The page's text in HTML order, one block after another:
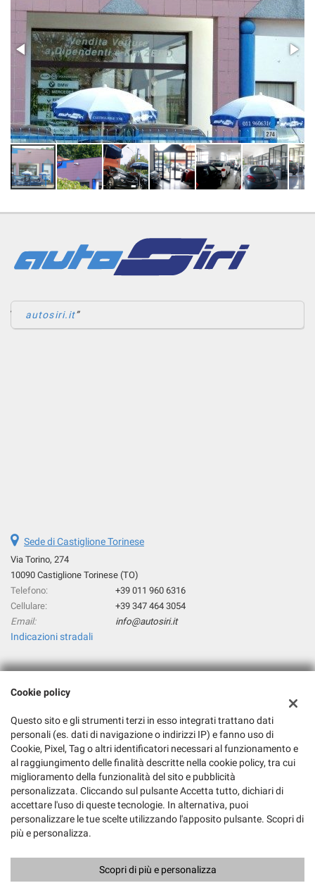
autosiri.it
Sede di Castiglione Torinese
Via Torino, 274
10090 Castiglione Torinese (TO)
Telefono:
+39 011 960 6316
Cellulare:
+39 347 464 3054
Email:
info@autosiri.it
Indicazioni stradali
Dati fiscali:
Via Torino, 274, Castiglione Torinese (TO)
C.F/P.IVA:02701730018
Registro delle imprese:TO
Copyright © 2026 GestionaleAuto.com S.r.l., Tutti i diritti riservati -
Cookie policy
Questo sito e gli strumenti terzi in esso integrati trattano dati
personali (es. dati di navigazione o indirizzi IP) e fanno uso di
Cookie, Pixel, Tag o altri identificatori necessari al funzionamento e
al raggiungimento delle finalità descritte nella cookie policy, tra cui
miglioramento della funzionalità del sito e pubblicità
personalizzata. Cliccando sul pulsante Accetta tutto, dichiari di
accettare l'uso di queste tecnologie. In alternativa, puoi
personalizzare le tue scelte utilizzando l'apposito pulsante. Scopri di
più e personalizza.
Scopri di più e personalizza